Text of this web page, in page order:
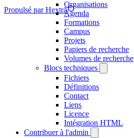
Organisations
Agenda
Formations
Campus
Projets
Papiers de recherche
Volumes de recherche
Blocs techniques
Fichiers
Définitions
Contact
Liens
Licence
Intégration HTML
Contribuer à l'admin
Propulsé par Hextra